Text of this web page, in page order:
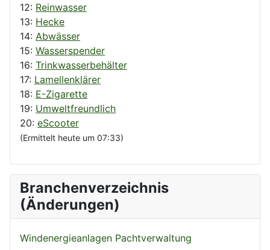
12: Reinwasser
13: Hecke
14: Abwässer
15: Wasserspender
16: Trinkwasserbehälter
17: Lamellenklärer
18: E-Zigarette
19: Umweltfreundlich
20: eScooter
(Ermittelt heute um 07:33)
Branchenverzeichnis
(Änderungen)
Windenergieanlagen Pachtverwaltung